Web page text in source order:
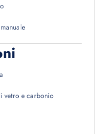
vetro e carbonio